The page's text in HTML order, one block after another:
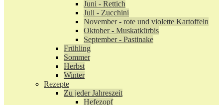
Juni - Rettich
Juli - Zucchini
November - rote und violette Kartoffeln
Oktober - Muskatkürbis
September - Pastinake
Frühling
Sommer
Herbst
Winter
Rezepte
Zu jeder Jahreszeit
Hefezopf